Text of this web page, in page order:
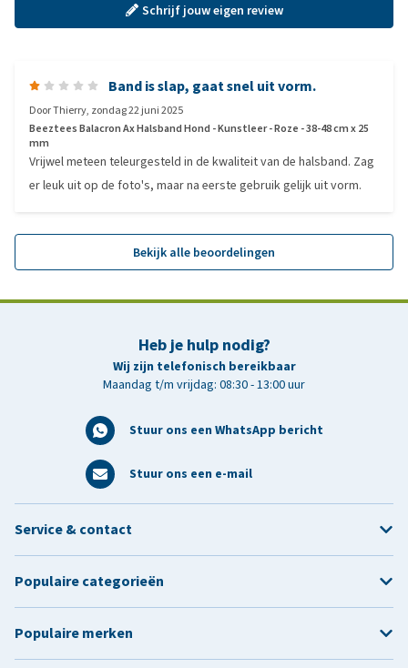
Schrijf jouw eigen review
Band is slap, gaat snel uit vorm.
DoorThierry, zondag 22 juni 2025
Beeztees Balacron Ax Halsband Hond - Kunstleer - Roze - 38-48 cm x 25
mm
Vrijwel meteen teleurgesteld in de kwaliteit van de halsband. Zag
er leuk uit op de foto's, maar na eerste gebruik gelijk uit vorm.
Bekijk alle beoordelingen
Heb je hulp nodig?
Wij zijn telefonisch bereikbaar
Maandag t/m vrijdag: 08:30 - 13:00 uur
Stuur ons een WhatsApp bericht
Stuur ons een e-mail
Service & contact
Populaire categorieën
Populaire merken